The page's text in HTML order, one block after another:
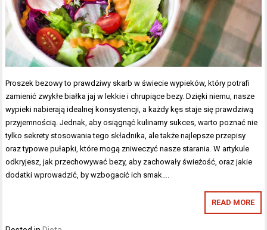
Proszek bezowy to prawdziwy skarb w świecie wypieków, który potrafi
zamienić zwykłe białka jaj w lekkie i chrupiące bezy. Dzięki niemu, nasze
wypieki nabierają idealnej konsystencji, a każdy kęs staje się prawdziwą
przyjemnością. Jednak, aby osiągnąć kulinarny sukces, warto poznać nie
tylko sekrety stosowania tego składnika, ale także najlepsze przepisy
oraz typowe pułapki, które mogą zniweczyć nasze starania. W artykule
odkryjesz, jak przechowywać bezy, aby zachowały świeżość, oraz jakie
dodatki wprowadzić, by wzbogacić ich smak….
READ MORE